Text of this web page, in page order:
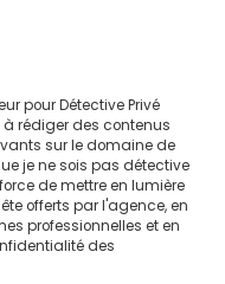
pour Détective Privé
rédiger des contenus
sur le domaine de
je ne sois pas détective
de mettre en lumière
offerts par l'agence, en
professionnelles et en
des